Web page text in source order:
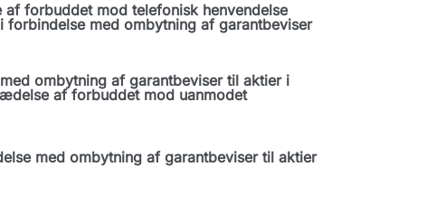
forbuddet mod telefonisk henvendelse
med ombytning af garantbeviser
ombytning af garantbeviser til aktier i
af forbuddet mod uanmodet
med ombytning af garantbeviser til aktier